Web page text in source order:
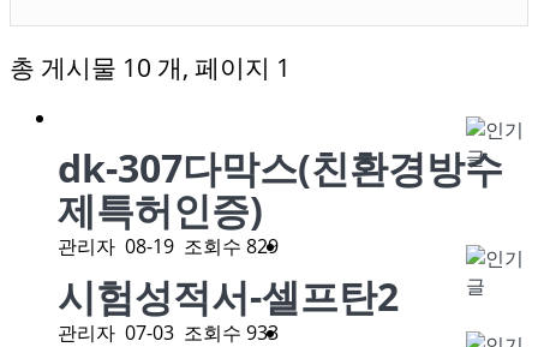
총 게시물 10 개, 페이지 1
dk-307다막스(친환경방수
제특허인증)
관리자 08-19 조회수 829
시험성적서-셀프탄2
관리자 07-03 조회수 933